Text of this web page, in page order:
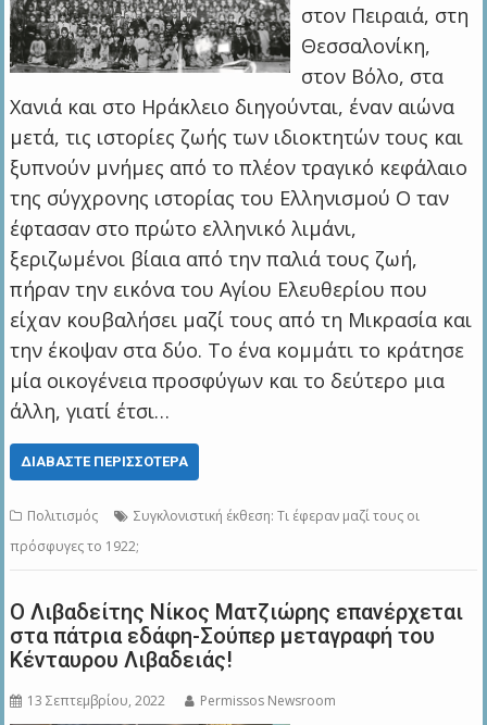
στον Πειραιά, στη
Θεσσαλονίκη,
στον Βόλο, στα
Χανιά και στο Ηράκλειο διηγούνται, έναν αιώνα
μετά, τις ιστορίες ζωής των ιδιοκτητών τους και
ξυπνούν μνήμες από το πλέον τραγικό κεφάλαιο
της σύγχρονης ιστορίας του Ελληνισμού Ο ταν
έφτασαν στο πρώτο ελληνικό λιμάνι,
ξεριζωμένοι βίαια από την παλιά τους ζωή,
πήραν την εικόνα του Αγίου Ελευθερίου που
είχαν κουβαλήσει μαζί τους από τη Μικρασία και
την έκοψαν στα δύο. Το ένα κομμάτι το κράτησε
μία οικογένεια προσφύγων και το δεύτερο μια
άλλη, γιατί έτσι…
ΔΙΑΒΆΣΤΕ ΠΕΡΙΣΣΌΤΕΡΑ
Πολιτισμός
Συγκλονιστική έκθεση: Τι έφεραν μαζί τους οι
πρόσφυγες το 1922;
Ο Λιβαδείτης Νίκος Ματζιώρης επανέρχεται
στα πάτρια εδάφη-Σούπερ μεταγραφή του
Κένταυρου Λιβαδειάς!
13 Σεπτεμβρίου, 2022 Permissos Newsroom